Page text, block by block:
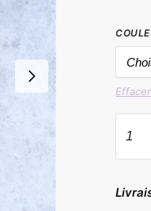
Effacer
de